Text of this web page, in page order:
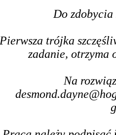
Do zdobycia
Pierwsza trójka
zadanie, otrzyma
Na